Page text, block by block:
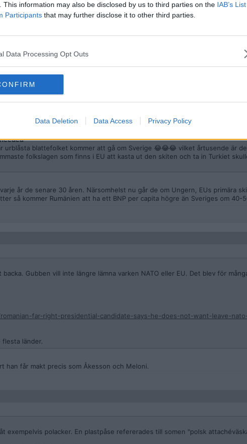
This information may also be disclosed by us to third parties on the IAB’s
Participants that may further disclose it to other third parties.
Data Processing Opt Outs
Data Deletion Data Access Privacy Policy
någon som mixtrat med det. Däremot är rumänsk media fylld med
Tiktok där löst folk har fått pengar för att sprida och dela inlägg som
val-oegentligheter, men det bör givetvis utredas vidare.
kontribut till EU är export av fattiglappar.
regelmässigt alla europeiska matematik-tävlingar) och förstås naturgas,
bra egenskap i dessa tider när EUs tidigare främsta gasleverantör har
urblåsta blattefolket kommer att gå om Sverige 😂😂😂 vilket årtusende är
folkslagen som finns i EU att kasta ut den skiten och ta in Turkiet
år de senare 30 åren. Närsomhelst nu går de om Ungern, EUs primära
så kommer Rumänien att ha ett BNP per capita högre än Sveriges om 40-
Gubben vill inte längre lämna varken NATO eller EU. Det blev för
far-right-presidential-candidate-says-he-does-not-want-leave-
länder.
han får makt precis som Åkesson och Meloni.
exempelvis polacker. En plastpåse refererades till somen "polsk